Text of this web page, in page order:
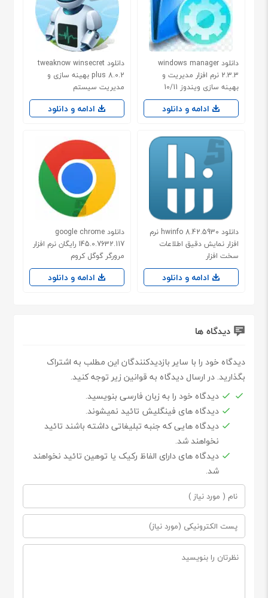
دانلود windows manager
2.3.3 نرم افزار مدیریت و
بهینه سازی ویندوز 10/11
ادامه و دانلود
دانلود tweaknow winsecret
plus 8.0.2 بهینه سازی و
مدیریت سیستم
ادامه و دانلود
دانلود hwinfo 8.42.5930 نرم
افزار نمایش دقیق اطلاعات
سخت افزار
ادامه و دانلود
دانلود google chrome
145.0.7632.117 رایگان نرم افزار
مرورگر گوگل کروم
ادامه و دانلود
دیدگاه ها
دیدگاه خود را با سایر بازدیدکنندگان این مطلب به اشتراک
بگذارید. در ارسال دیدگاه به قوانین زیر توجه کنید.
دیدگاه خود را به زبان فارسی بنویسید.
دیدگاه های فینگلیش تائید نمیشوند.
دیدگاه هایی که جنبه تبلیغاتی داشته باشند تائید
نخواهند شد.
دیدگاه های دارای الفاظ رکیک یا توهین تائید نخواهند
شد.